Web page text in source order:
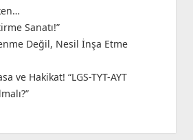
Sanatı!”
Değil, Nesil İnşa Etme
ve Hakikat! “LGS-TYT-AYT